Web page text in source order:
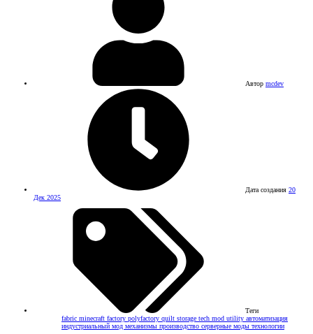
Автор mcdev
Дата создания 20
Дек 2025
Теги
fabric minecraft factory polyfactory quilt storage tech mod utility автоматизация
индустриальный мод механизмы производство серверные моды технологии